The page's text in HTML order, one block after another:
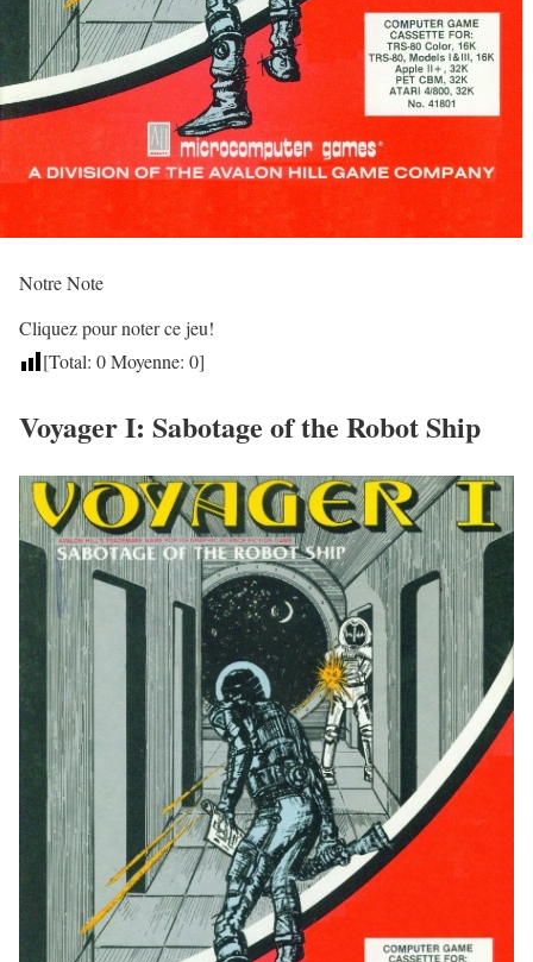
Notre Note
Cliquez pour noter ce jeu!
[Total: 0Moyenne: 0]
Voyager I: Sabotage of the Robot Ship